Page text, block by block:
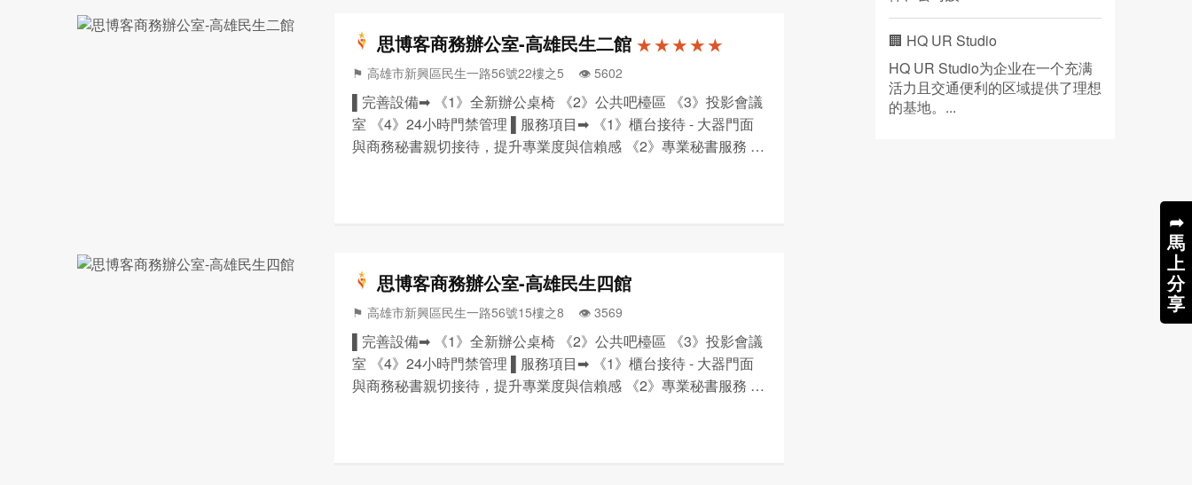
➦
馬
上
分
享
思博客商務辦公室-高雄民生二館 ★ ★ ★ ★ ★
⚑ 高雄市新興區民生一路56號22樓之5 👁️‍ 5602
▌完善設備➡ 《1》全新辦公桌椅 《2》公共吧檯區 《3》投影會議
室 《4》24小時門禁管理 ▌服務項目➡ 《1》櫃台接待 - 大器門面
與商務秘書親切接待，提升專業度與信賴感 《2》專業秘書服務 -
思博客商務辦公室-高雄民生四館
⚑ 高雄市新興區民生一路56號15樓之8 👁️‍ 3569
▌完善設備➡ 《1》全新辦公桌椅 《2》公共吧檯區 《3》投影會議
室 《4》24小時門禁管理 ▌服務項目➡ 《1》櫃台接待 - 大器門面
與商務秘書親切接待，提升專業度與信賴感 《2》專業秘書服務 -
🏢 HQ UR Studio
HQ UR Studio为企业在一个充满
活力且交通便利的区域提供了理想
的基地。...